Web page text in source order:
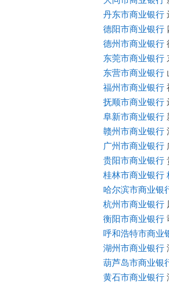
丹东市商业银行
德阳市商业银行
德州市商业银行
东莞市商业银行
东营市商业银行
福州市商业银行
抚顺市商业银行
阜新市商业银行
赣州市商业银行
广州市商业银行
贵阳市商业银行
桂林市商业银行
哈尔滨市商业银
杭州市商业银行
衡阳市商业银行
呼和浩特市商业
湖州市商业银行
葫芦岛市商业银
黄石市商业银行